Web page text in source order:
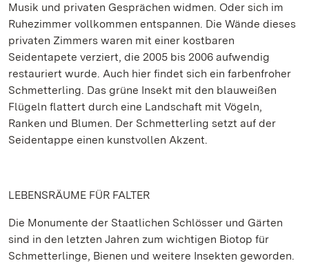
Musik und privaten Gesprächen widmen. Oder sich im
Ruhezimmer vollkommen entspannen. Die Wände dieses
privaten Zimmers waren mit einer kostbaren
Seidentapete verziert, die 2005 bis 2006 aufwendig
restauriert wurde. Auch hier findet sich ein farbenfroher
Schmetterling. Das grüne Insekt mit den blauweißen
Flügeln flattert durch eine Landschaft mit Vögeln,
Ranken und Blumen. Der Schmetterling setzt auf der
Seidentappe einen kunstvollen Akzent.
LEBENSRÄUME FÜR FALTER
Die Monumente der Staatlichen Schlösser und Gärten
sind in den letzten Jahren zum wichtigen Biotop für
Schmetterlinge, Bienen und weitere Insekten geworden.